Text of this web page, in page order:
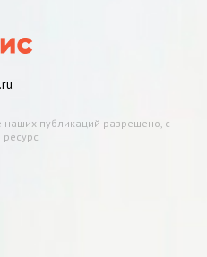
публикаций разрешено, с